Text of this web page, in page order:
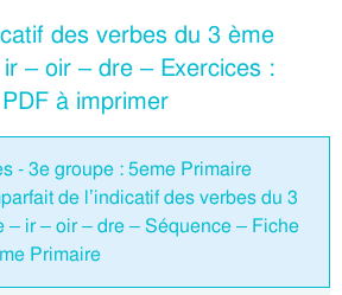
des verbes du 3 ème
– oir – dre – Exercices :
à imprimer
- 3e groupe : 5eme Primaire
de l’indicatif des verbes du 3
– ir – oir – dre – Séquence – Fiche
Primaire